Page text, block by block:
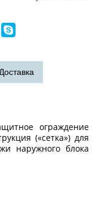
ограждение
(«сетка») для
наружного блока